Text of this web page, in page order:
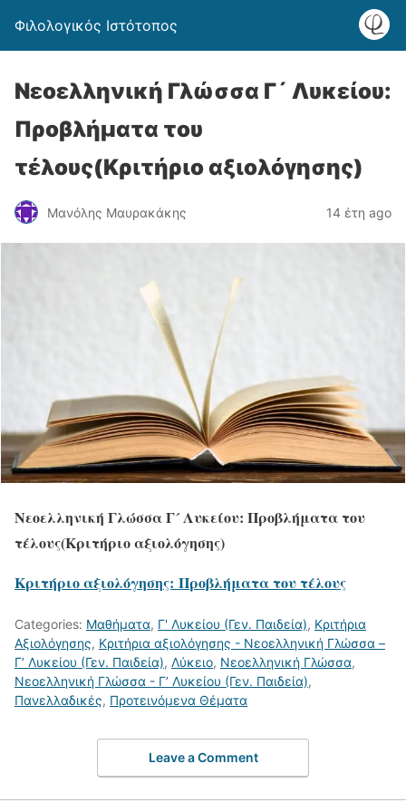
Φιλολογικός Ιστότοπος
Νεοελληνική Γλώσσα Γ´ Λυκείου:
Προβλήματα του
τέλους(Κριτήριο αξιολόγησης)
Μανόλης Μαυρακάκης 14 έτη ago
Νεοελληνική Γλώσσα Γ´ Λυκείου: Προβλήματα του
τέλους(Κριτήριο αξιολόγησης)
Κριτήριο αξιολόγησης: Προβλήματα του τέλους
Categories: Μαθήματα, Γ' Λυκείου (Γεν. Παιδεία), Κριτήρια
Αξιολόγησης, Κριτήρια αξιολόγησης - Νεοελληνική Γλώσσα –
Γ’ Λυκείου (Γεν. Παιδεία), Λύκειο, Νεοελληνική Γλώσσα,
Νεοελληνική Γλώσσα - Γ’ Λυκείου (Γεν. Παιδεία),
Πανελλαδικές, Προτεινόμενα Θέματα
Leave a Comment